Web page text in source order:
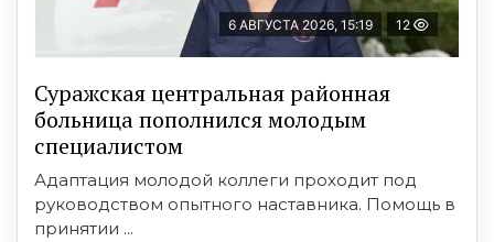
6 АВГУСТА 2026, 15:19 12
Суражская центральная районная
больница пополнился молодым
специалистом
Адаптация молодой коллеги проходит под
руководством опытного наставника. Помощь в
принятии ...